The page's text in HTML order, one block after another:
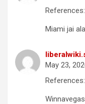
References:
Miami jai
May 23,
References: